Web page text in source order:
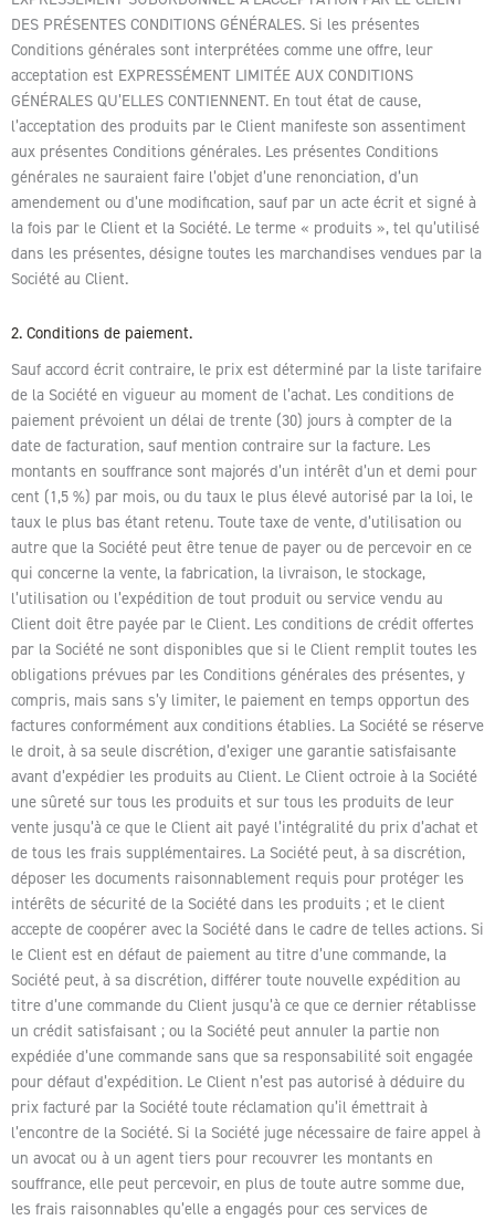
DES PRÉSENTES CONDITIONS GÉNÉRALES. Si les présentes
Conditions générales sont interprétées comme une offre, leur
acceptation est EXPRESSÉMENT LIMITÉE AUX CONDITIONS
GÉNÉRALES QU’ELLES CONTIENNENT. En tout état de cause,
l’acceptation des produits par le Client manifeste son assentiment
aux présentes Conditions générales. Les présentes Conditions
générales ne sauraient faire l’objet d’une renonciation, d’un
amendement ou d’une modification, sauf par un acte écrit et signé à
la fois par le Client et la Société. Le terme « produits », tel qu’utilisé
dans les présentes, désigne toutes les marchandises vendues par la
Société au Client.
2. Conditions de paiement.
Sauf accord écrit contraire, le prix est déterminé par la liste tarifaire
de la Société en vigueur au moment de l’achat. Les conditions de
paiement prévoient un délai de trente (30) jours à compter de la
date de facturation, sauf mention contraire sur la facture. Les
montants en souffrance sont majorés d’un intérêt d’un et demi pour
cent (1,5 %) par mois, ou du taux le plus élevé autorisé par la loi, le
taux le plus bas étant retenu. Toute taxe de vente, d’utilisation ou
autre que la Société peut être tenue de payer ou de percevoir en ce
qui concerne la vente, la fabrication, la livraison, le stockage,
l’utilisation ou l’expédition de tout produit ou service vendu au
Client doit être payée par le Client. Les conditions de crédit offertes
par la Société ne sont disponibles que si le Client remplit toutes les
obligations prévues par les Conditions générales des présentes, y
compris, mais sans s’y limiter, le paiement en temps opportun des
factures conformément aux conditions établies. La Société se réserve
le droit, à sa seule discrétion, d’exiger une garantie satisfaisante
avant d’expédier les produits au Client. Le Client octroie à la Société
une sûreté sur tous les produits et sur tous les produits de leur
vente jusqu’à ce que le Client ait payé l’intégralité du prix d’achat et
de tous les frais supplémentaires. La Société peut, à sa discrétion,
déposer les documents raisonnablement requis pour protéger les
intérêts de sécurité de la Société dans les produits ; et le client
accepte de coopérer avec la Société dans le cadre de telles actions. Si
le Client est en défaut de paiement au titre d’une commande, la
Société peut, à sa discrétion, différer toute nouvelle expédition au
titre d’une commande du Client jusqu’à ce que ce dernier rétablisse
un crédit satisfaisant ; ou la Société peut annuler la partie non
expédiée d’une commande sans que sa responsabilité soit engagée
pour défaut d’expédition. Le Client n’est pas autorisé à déduire du
prix facturé par la Société toute réclamation qu’il émettrait à
l’encontre de la Société. Si la Société juge nécessaire de faire appel à
un avocat ou à un agent tiers pour recouvrer les montants en
souffrance, elle peut percevoir, en plus de toute autre somme due,
les frais raisonnables qu’elle a engagés pour ces services de